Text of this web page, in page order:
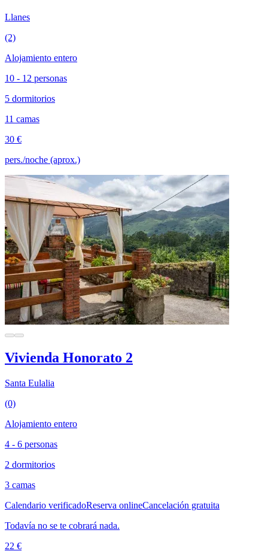
Llanes
(2)
Alojamiento entero
10 - 12 personas
5 dormitorios
11 camas
30 €
pers./noche (aprox.)
Vivienda Honorato 2
Santa Eulalia
(0)
Alojamiento entero
4 - 6 personas
2 dormitorios
3 camas
Calendario verificadoReserva onlineCancelación gratuita
Todavía no se te cobrará nada.
22 €